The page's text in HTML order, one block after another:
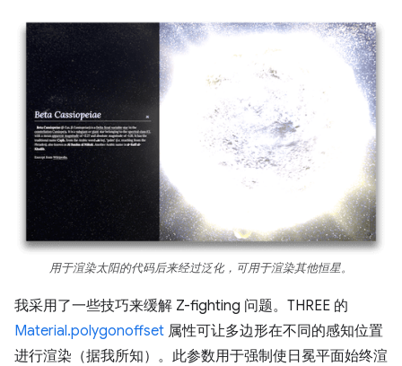
用于渲染太阳的代码后来经过泛化，可用于渲染其他恒星。
我采用了一些技巧来缓解 Z-fighting 问题。THREE 的
Material.polygonoffset 属性可让多边形在不同的感知位置
进行渲染（据我所知）。此参数用于强制使日冕平面始终渲